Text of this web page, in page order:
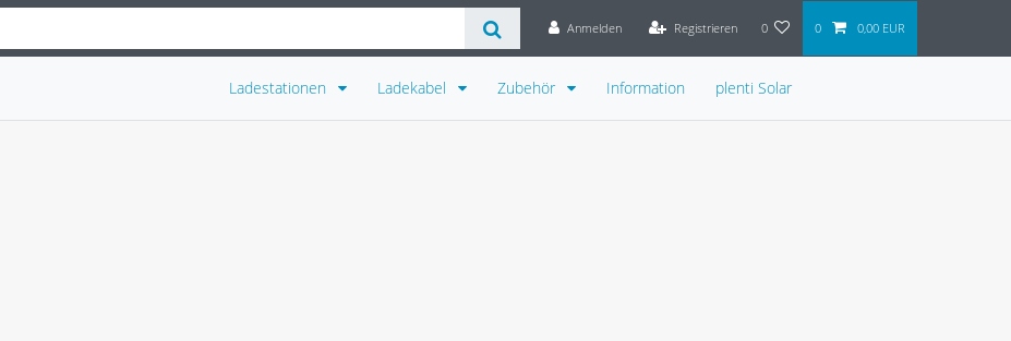
Anmelden Registrieren 0 0 0,00 EUR
Ladestationen Ladekabel Zubehör Information plenti Solar